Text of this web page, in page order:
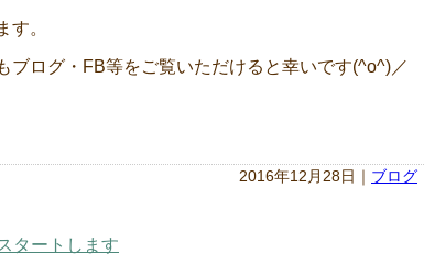
す。
ブログ・FB等をご覧いただけると幸いです(^o^)／
2016年12月28日｜ ブログ
タートします